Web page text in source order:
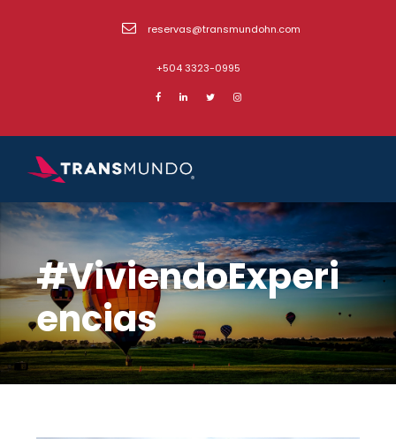
reservas@transmundohn.com
+504 3323-0995
#ViviendoExperi
encias